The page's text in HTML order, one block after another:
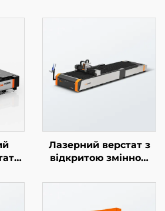
Лазерний верстат з
відкритою змінною